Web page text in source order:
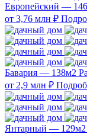
Европейский —
от 3,76 млн ₽
Бавария — 138м2
от 2,9 млн ₽
Янтарный — 129м2